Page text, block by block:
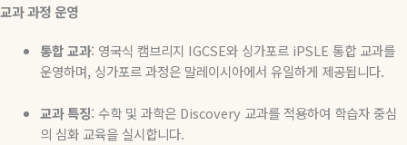
교과 과정 운영
통합 교과: 영국식 캠브리지 IGCSE와 싱가포르 iPSLE 통합 교과를
운영하며, 싱가포르 과정은 말레이시아에서 유일하게 제공됩니다.
교과 특징: 수학 및 과학은 Discovery 교과를 적용하여 학습자 중심
의 심화 교육을 실시합니다.